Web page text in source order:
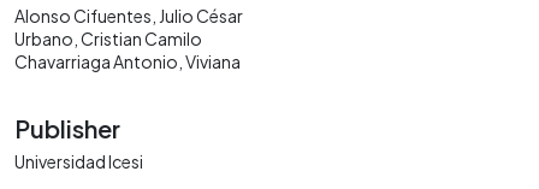
Alonso Cifuentes, Julio César
Urbano, Cristian Camilo
Chavarriaga Antonio, Viviana
Publisher
Universidad Icesi